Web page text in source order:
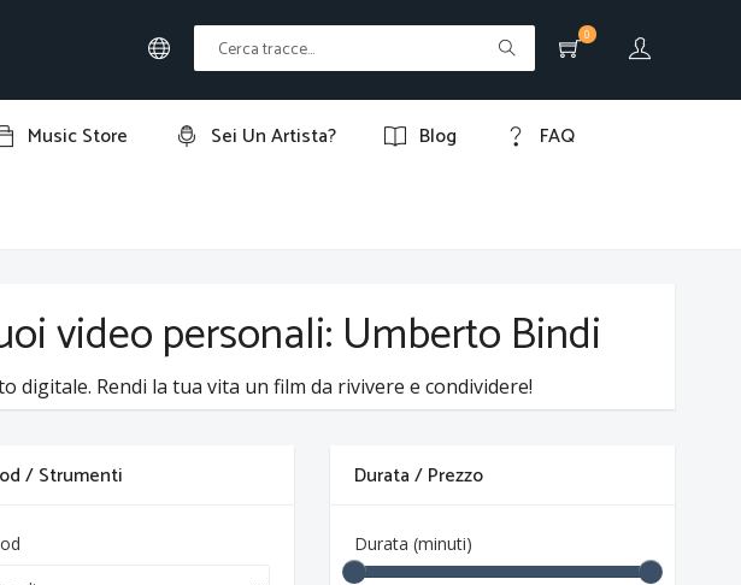
0
Music Store Sei Un Artista? Blog FAQ
video personali: Umberto Bindi
digitale. Rendi la tua vita un film da rivivere e condividere!
/ Strumenti Durata / Prezzo
Durata (minuti)